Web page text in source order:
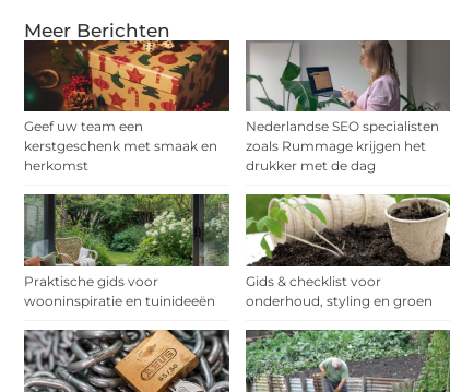
Meer Berichten
Geef uw team een
kerstgeschenk met smaak en
herkomst
Nederlandse SEO specialisten
zoals Rummage krijgen het
drukker met de dag
Praktische gids voor
wooninspiratie en tuinideeën
Gids & checklist voor
onderhoud, styling en groen